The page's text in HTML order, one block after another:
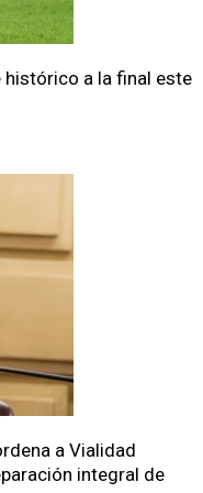
histórico a la final este
a Vialidad
integral de